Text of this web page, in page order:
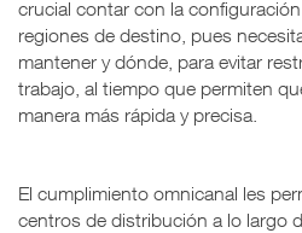
crucial contar con la
regiones de destino, pues
mantener y dónde, para evitar
trabajo, al tiempo que permiten
manera más rápida y precisa.
El cumplimiento omnicanal les
centros de distribución a lo largo